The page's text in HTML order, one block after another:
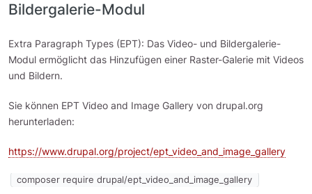
Bildergalerie-Modul
Extra Paragraph Types (EPT): Das Video- und Bildergalerie-
Modul ermöglicht das Hinzufügen einer Raster-Galerie mit Videos
und Bildern.
Sie können EPT Video and Image Gallery von drupal.org
herunterladen:
https://www.drupal.org/project/ept_video_and_image_gallery
composer require drupal/ept_video_and_image_gallery